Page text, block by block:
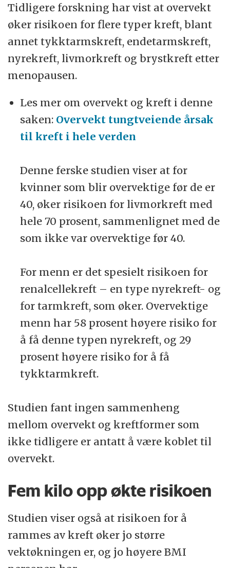
Tidligere forskning har vist at overvekt
øker risikoen for flere typer kreft, blant
annet tykktarmskreft, endetarmskreft,
nyrekreft, livmorkreft og brystkreft etter
menopausen.
Les mer om overvekt og kreft i denne
saken: Overvekt tungtveiende årsak
til kreft i hele verden
Denne ferske studien viser at for
kvinner som blir overvektige før de er
40, øker risikoen for livmorkreft med
hele 70 prosent, sammenlignet med de
som ikke var overvektige før 40.
For menn er det spesielt risikoen for
renalcellekreft – en type nyrekreft- og
for tarmkreft, som øker. Overvektige
menn har 58 prosent høyere risiko for
å få denne typen nyrekreft, og 29
prosent høyere risiko for å få
tykktarmkreft.
Studien fant ingen sammenheng
mellom overvekt og kreftformer som
ikke tidligere er antatt å være koblet til
overvekt.
Fem kilo opp økte risikoen
Studien viser også at risikoen for å
rammes av kreft øker jo større
vektøkningen er, og jo høyere BMI